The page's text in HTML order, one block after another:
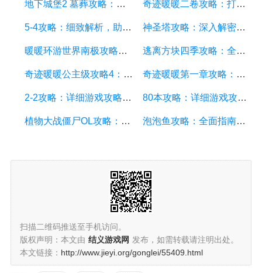
地下城堡2 墓葬攻略：全面解析游戏玩法、角色技能及装备选择 奇迹暖暖二卷攻略：打造时尚风格，解锁隐藏关卡，获取高分技巧
5-4攻略：细致解析，助你轻松通关 神圣塔攻略：深入解密游戏关卡、怪物和宝藏
暖暖环游世界南极攻略：冰雪世界的时尚探险指南 逃离方块四季攻略：全面解析游戏玩法、关卡攻略和技巧
奇迹暖暖公主级攻略4：详细游戏攻略方面的描述 奇迹暖暖第一章攻略：初入时尚世界，如何获得高分并解锁更多内容
2-2攻略：详细游戏攻略方面的描述 80本攻略：详细游戏攻略方面的描述
植物大战僵尸OL攻略：全面解析游戏技巧、策略和最佳植物搭配 泡泡鱼攻略：全面指南、技巧和秘籍
扫描二维码推送至手机访问。
版权声明：本文由 结义游戏网 发布，如需转载请注明出处。
本文链接： http://www.jieyi.org/gonglei/55409.html